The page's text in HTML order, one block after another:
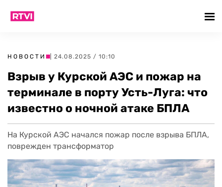
НОВОСТИ | 24.08.2025 / 10:10
Взрыв у Курской АЭС и пожар на
терминале в порту Усть-Луга: что
известно о ночной атаке БПЛА
На Курской АЭС начался пожар после взрыва БПЛА,
поврежден трансформатор